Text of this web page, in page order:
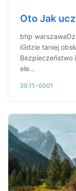
Oto Jak
bhp
iGdzie taniej
Bezpieczeństwo
ele...
30.11.-0001